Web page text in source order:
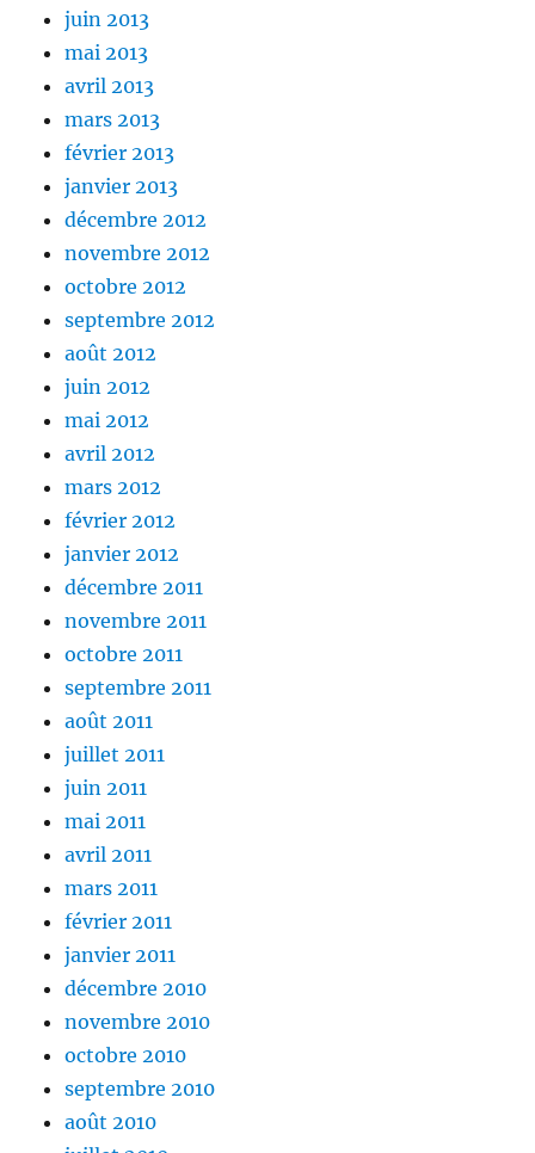
juin 2013
mai 2013
avril 2013
mars 2013
février 2013
janvier 2013
décembre 2012
novembre 2012
octobre 2012
septembre 2012
août 2012
juin 2012
mai 2012
avril 2012
mars 2012
février 2012
janvier 2012
décembre 2011
novembre 2011
octobre 2011
septembre 2011
août 2011
juillet 2011
juin 2011
mai 2011
avril 2011
mars 2011
février 2011
janvier 2011
décembre 2010
novembre 2010
octobre 2010
septembre 2010
août 2010